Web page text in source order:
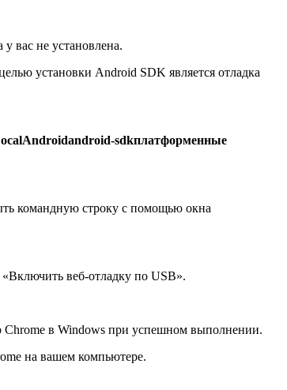
вас не установлена.
установки Android SDK является отладка
sdkплатформенные
командную строку с помощью окна
веб-отладку по USB».
Chrome в Windows при успешном выполнении.
на вашем компьютере.